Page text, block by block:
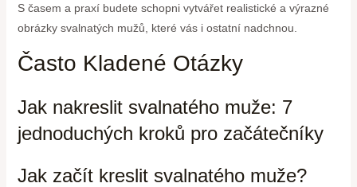
S časem a praxí budete schopni vytvářet realistické a výrazné
obrázky svalnatých mužů, které vás i ostatní nadchnou.
Často Kladené Otázky
Jak nakreslit svalnatého muže: 7
jednoduchých kroků pro začátečníky
Jak začít kreslit svalnatého muže?